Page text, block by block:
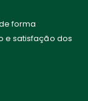
forma
e satisfação dos